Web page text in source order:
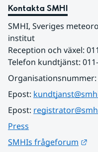
Kontakta SMHI
SMHI, Sveriges
institut
Reception och växel:
Telefon kundtjänst:
Organisationsnummer:
Epost:
Epost:
Press
SMHIs frågeforum